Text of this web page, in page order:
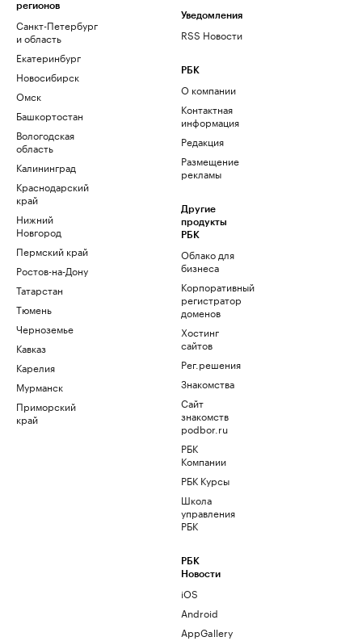
регионов
Санкт-Петербург
и область
Екатеринбург
Новосибирск
Омск
Башкортостан
Вологодская
область
Калининград
Краснодарский
край
Нижний
Новгород
Пермский край
Ростов-на-Дону
Татарстан
Тюмень
Черноземье
Кавказ
Карелия
Мурманск
Приморский
край
Уведомления
RSS Новости
РБК
О компании
Контактная
информация
Редакция
Размещение
рекламы
Другие
продукты
РБК
Облако для
бизнеса
Корпоративный
регистратор
доменов
Хостинг
сайтов
Рег.решения
Знакомства
Сайт
знакомств
podbor.ru
РБК
Компании
РБК Курсы
Школа
управления
РБК
РБК
Новости
iOS
Android
AppGallery